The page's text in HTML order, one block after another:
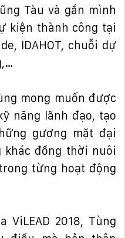
ũng Tàu và gắn mình
ự kiện thành công tại
IDAHOT, chuỗi dự
mong muốn được
ỹ năng lãnh đạo, tạo
ững gương mặt đại
khác đồng thời nuôi
từng hoạt động
ViLEAD 2018, Tùng